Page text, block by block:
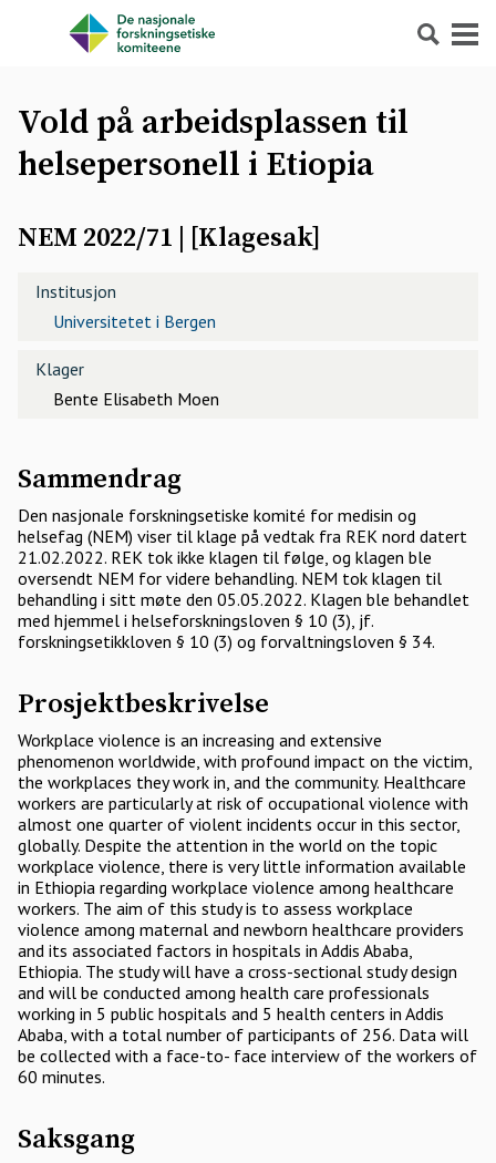
Søk Meny
Vold på arbeidsplassen til
helsepersonell i Etiopia
NEM 2022/71 | [Klagesak]
Institusjon
Universitetet i Bergen
Klager
Bente Elisabeth Moen
Sammendrag
Den nasjonale forskningsetiske komité for medisin og
helsefag (NEM) viser til klage på vedtak fra REK nord datert
21.02.2022. REK tok ikke klagen til følge, og klagen ble
oversendt NEM for videre behandling. NEM tok klagen til
behandling i sitt møte den 05.05.2022. Klagen ble behandlet
med hjemmel i helseforskningsloven § 10 (3), jf.
forskningsetikkloven § 10 (3) og forvaltningsloven § 34.
Prosjektbeskrivelse
Workplace violence is an increasing and extensive
phenomenon worldwide, with profound impact on the victim,
the workplaces they work in, and the community. Healthcare
workers are particularly at risk of occupational violence with
almost one quarter of violent incidents occur in this sector,
globally. Despite the attention in the world on the topic
workplace violence, there is very little information available
in Ethiopia regarding workplace violence among healthcare
workers. The aim of this study is to assess workplace
violence among maternal and newborn healthcare providers
and its associated factors in hospitals in Addis Ababa,
Ethiopia. The study will have a cross-sectional study design
and will be conducted among health care professionals
working in 5 public hospitals and 5 health centers in Addis
Ababa, with a total number of participants of 256. Data will
be collected with a face-to- face interview of the workers of
60 minutes.
Saksgang